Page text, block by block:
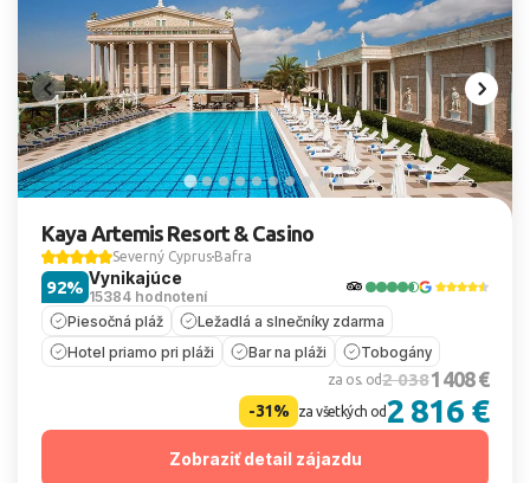
Kaya Artemis Resort & Casino
Severný Cyprus Bafra
Vynikajúce
15384 hodnotení
92%
Piesočná pláž
Ležadlá a slnečníky zdarma
Hotel priamo pri pláži
Bar na pláži Tobogány
za os. od2 0381 408 €
-31% za všetkých od2 816 €
Zobraziť detail zájazdu